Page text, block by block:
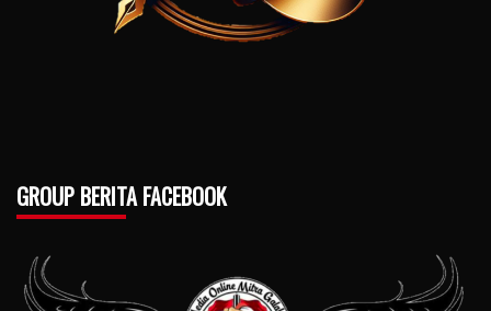
GROUP BERITA FACEBOOK